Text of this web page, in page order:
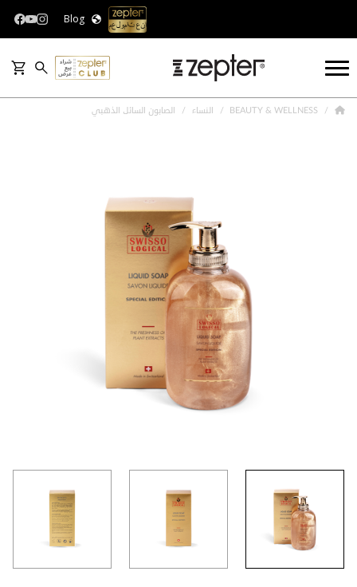
Blog
BEAUTY & WELLNESS النساء الصابون السائل الذهبي